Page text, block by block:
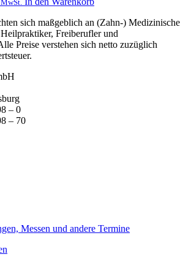
sich maßgeblich an (Zahn-) Medizinische
Freiberufler und
Preise verstehen sich netto zuzüglich
– 0
– 70
Messen und andere Termine